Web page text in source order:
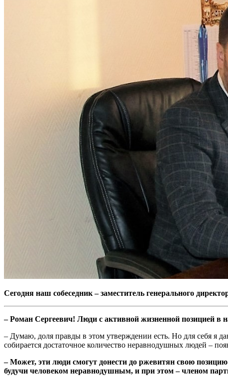
Сегодня наш собеседник – заместитель генерального
– Роман Сергеевич! Люди с активной жизненной позицией в
– Думаю, доля правды в этом утверждении есть. Но для себя я
собирается достаточное количество неравнодушных людей –
– Может, эти люди смогут донести до ржевитян свою
будучи человеком неравнодушным, и при этом – членом